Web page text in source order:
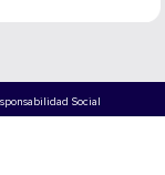
Social